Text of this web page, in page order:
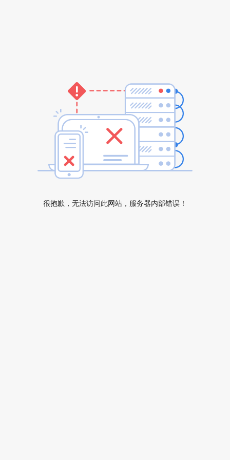
很抱歉，无法访问此网站，服务器内部错误！